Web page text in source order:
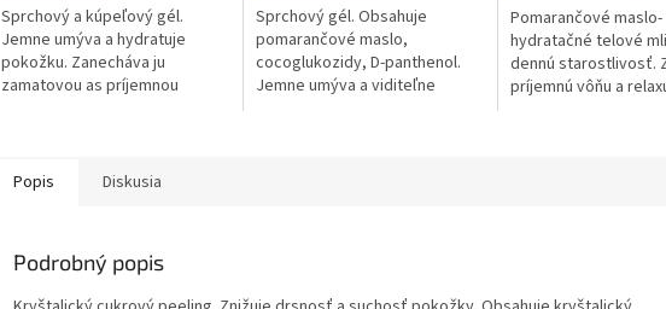
Sprchový a kúpeľový gél.
Jemne umýva a hydratuje
pokožku. Zanecháva ju
zamatovou as príjemnou
Sprchový gél. Obsahuje
pomarančové maslo,
cocoglukozidy, D-panthenol.
Jemne umýva a viditeľne
Pomarančové maslo-
hydratačné telové
dennú starostlivosť.
príjemnú vôňu a
Popis Diskusia
Podrobný popis